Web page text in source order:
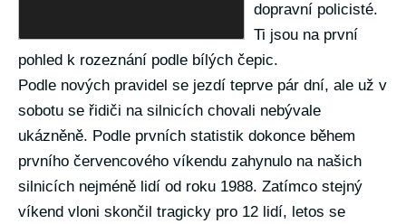
dopravní policisté.
Ti jsou na první
pohled k rozeznání podle bílých čepic.
Podle nových pravidel se jezdí teprve pár dní, ale už v
sobotu se řidiči na silnicích chovali nebývale
ukázněně. Podle prvních statistik dokonce během
prvního červencového víkendu zahynulo na našich
silnicích nejméně lidí od roku 1988. Zatímco stejný
víkend vloni skončil tragicky pro 12 lidí, letos se